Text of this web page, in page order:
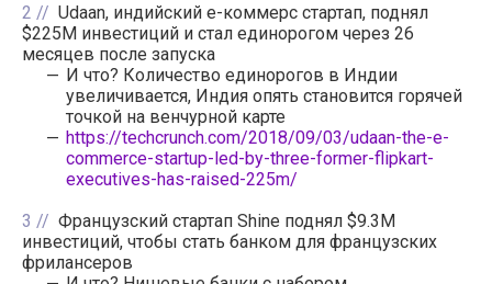
2
Udaan, индийский е-коммерс стартап, поднял
$225M инвестиций и стал единорогом через 26
месяцев после запуска
И что? Количество единорогов в Индии
увеличивается, Индия опять становится горячей
точкой на венчурной карте
https://techcrunch.com/2018/09/03/udaan-the-e-
commerce-startup-led-by-three-former-flipkart-
executives-has-raised-225m/
3
Французский стартап Shine поднял $9.3M
инвестиций, чтобы стать банком для французских
фрилансеров